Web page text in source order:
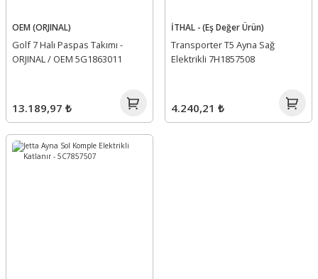
OEM (ORJINAL)
Golf 7 Halı Paspas Takımı -
ORJINAL / OEM 5G1863011
13.189,97 ₺
İTHAL - (Eş Değer Ürün)
Transporter T5 Ayna Sağ
Elektrikli 7H1857508
4.240,21 ₺